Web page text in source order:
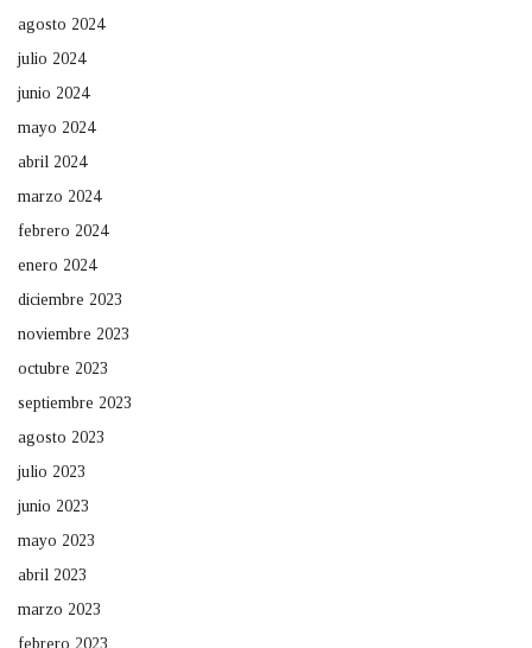
agosto 2024
julio 2024
junio 2024
mayo 2024
abril 2024
marzo 2024
febrero 2024
enero 2024
diciembre 2023
noviembre 2023
octubre 2023
septiembre 2023
agosto 2023
julio 2023
junio 2023
mayo 2023
abril 2023
marzo 2023
febrero 2023